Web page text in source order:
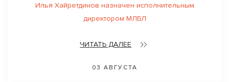
Илья Хайретдинов назначен исполнительным
директором МЛБЛ
ЧИТАТЬ ДАЛЕЕ
03 АВГУСТА